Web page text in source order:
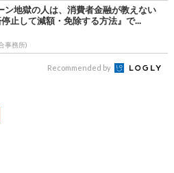
ン地獄の人は、消費者金融が教えない
停止して減額・免除する方法』で...
事務所)
Recommended by